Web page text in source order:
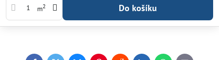
m2 Do košíku